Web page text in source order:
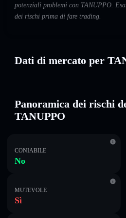
potenziali problemi con TANUPPO.
dei rischi prima di fare trading.
Dati di mercato per
Panoramica dei rischi
TANUPPO
CONIABILE
No
MUTEVOLE
Sì